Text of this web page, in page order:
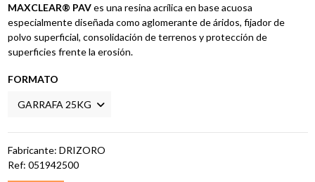
MAXCLEAR® PAVes una resina acrílica en base acuosa
especialmente diseñada como aglomerante de áridos, fijador de
polvo superficial, consolidación de terrenos y protección de
superficies frente la erosión.
FORMATO
Fabricante: DRIZORO
Ref: 051942500